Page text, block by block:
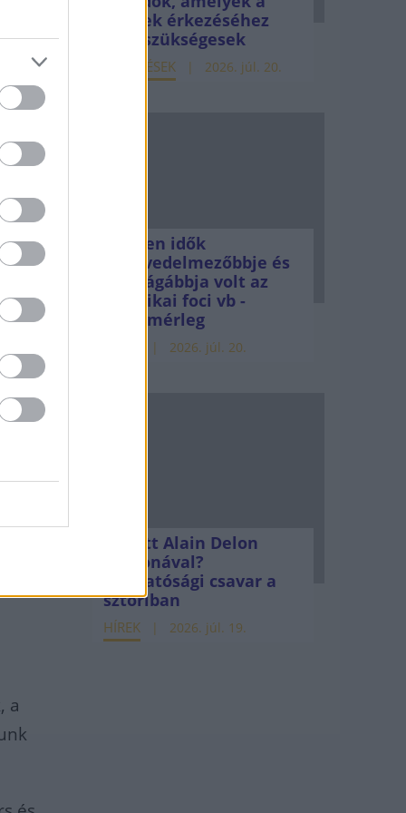
kell-
a
pénzek érkezéséhez
még szükségesek
ELEMZÉSEK 2026. júl. 20.
Minden idők
legjövedelmezőbbje és
legdrágábbja volt az
amerikai foci vb -
gyorsmérleg
2026. júl. 20.
Mi lett Alain Delon
vagyonával?
Adóhatósági csavar a
sztoriban
HÍREK 2026. júl. 19.